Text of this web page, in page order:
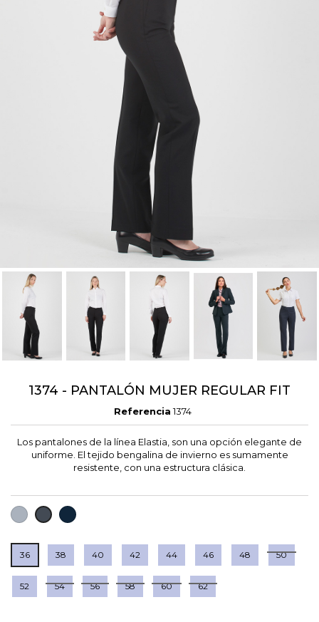
1374 - PANTALÓN MUJER REGULAR FIT
Referencia 1374
Los pantalones de la línea Elastia, son una opción elegante de
uniforme. El tejido bengalina de invierno es sumamente
resistente, con una estructura clásica.
GRIS NEGROMARINO
36 38 40 42 44 46 48 50
52 54 56 58 60 62
Cancelar Crear lista de Favoritos